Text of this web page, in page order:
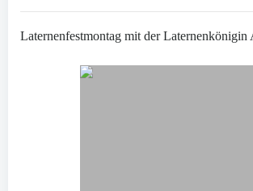
Laternenfestmontag mit der Laternenkönigin